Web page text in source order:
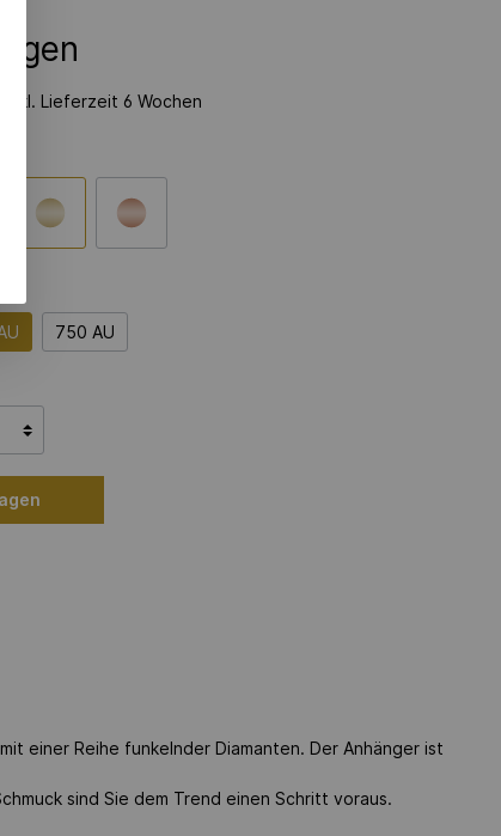
Lieferzeit 6 Wochen
750 AU
einer Reihe funkelnder Diamanten. Der Anhänger ist
sind Sie dem Trend einen Schritt voraus.